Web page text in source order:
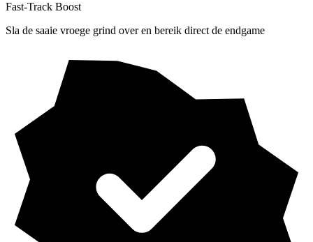
Fast-Track Boost
Sla de saaie vroege grind over en bereik direct de endgame